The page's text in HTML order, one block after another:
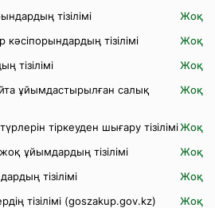
тізілімі
Жоқ
тізілімі
Жоқ
тізілімі
Жоқ
ұйымдастырылған салық
Жоқ
тіркеуден шығару тізіліміЖоқ
ұйымдардың тізілімі
Жоқ
тізілімі
Жоқ
тізілімі (goszakup.gov.kz)
Жоқ